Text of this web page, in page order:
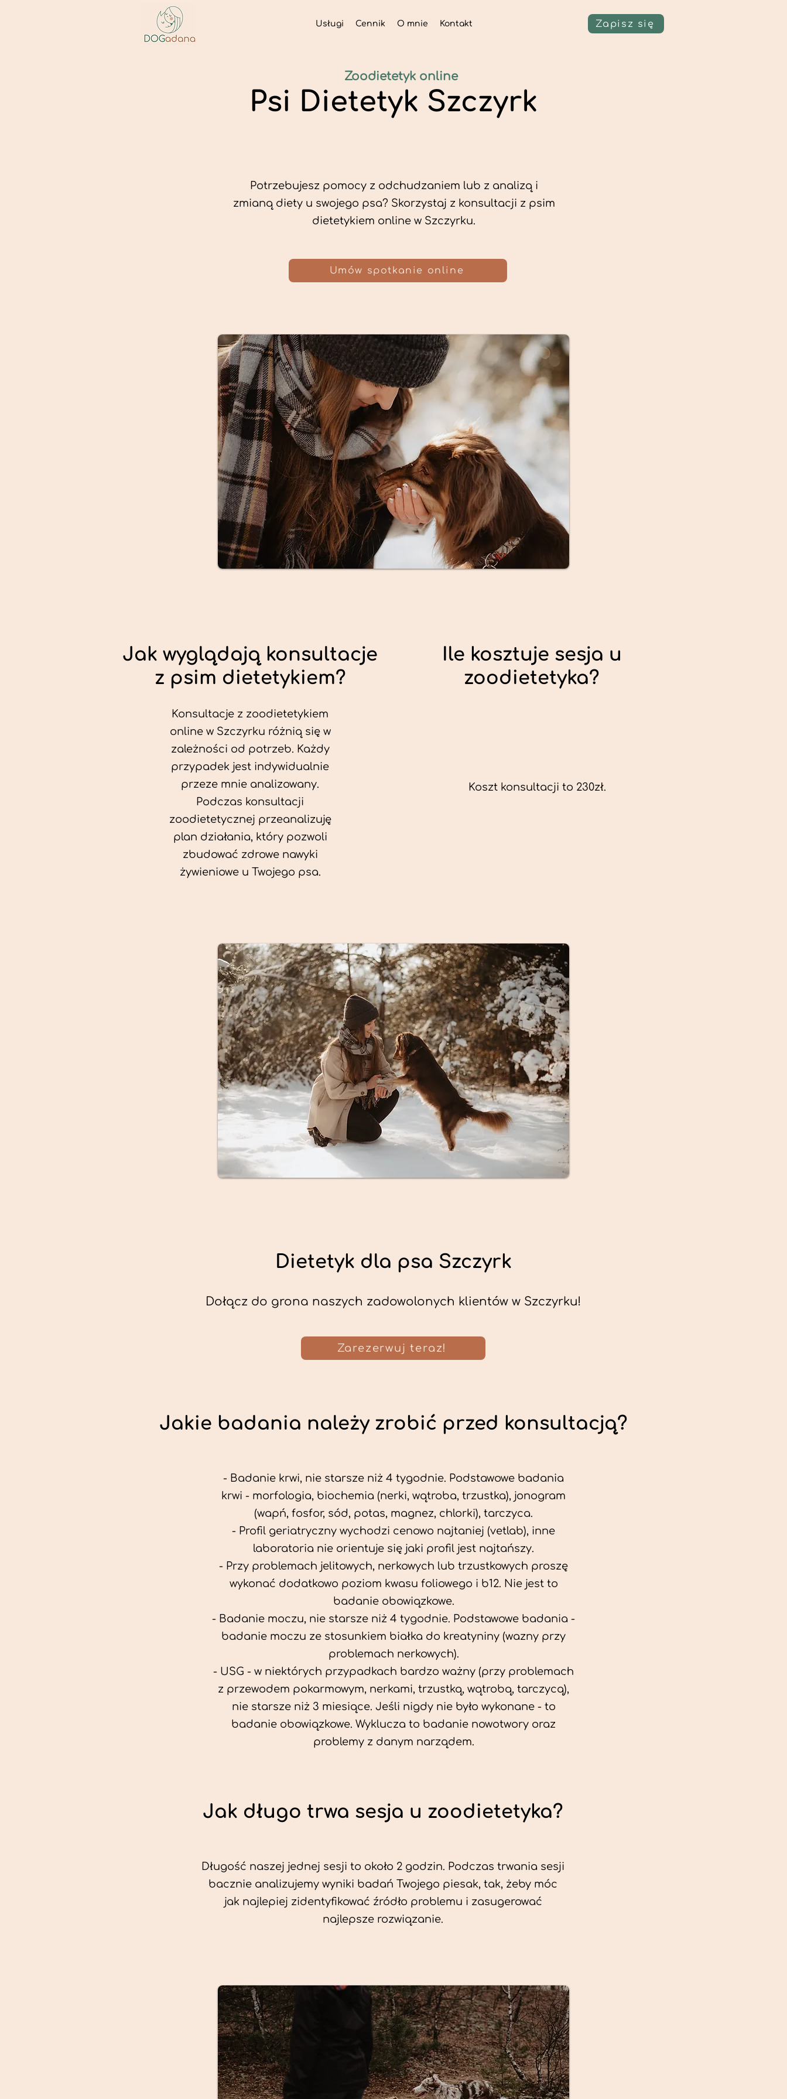
Usługi Cennik O mnie Kontakt Zapisz się
Psi Dietetyk Szczyrk
Potrzebujesz pomocy z odchudzaniem lub z analizą i
zmianą diety u swojego psa? Skorzystaj z konsultacji z psim
dietetykiem online w Szczyrku.
Zoodietetyk online
Umów spotkanie online
Jak wyglądają konsultacje
z psim dietetykiem?
Konsultacje z zoodietetykiem
online w Szczyrku różnią się w
zależności od potrzeb. Każdy
przypadek jest indywidualnie
przeze mnie analizowany.
Podczas konsultacji
zoodietetycznej przeanalizuję
plan działania, który pozwoli
zbudować zdrowe nawyki
żywieniowe u Twojego psa.
Ile kosztuje sesja u
zoodietetyka?
Koszt konsultacji to 230zł.
Dietetyk dla psa Szczyrk
Dołącz do grona naszych zadowolonych klientów w Szczyrku!
Zarezerwuj teraz!
Jakie badania należy zrobić przed konsultacją?
- Badanie krwi, nie starsze niż 4 tygodnie. Podstawowe badania
krwi - morfologia, biochemia (nerki, wątroba, trzustka), jonogram
(wapń, fosfor, sód, potas, magnez, chlorki), tarczyca.
- Profil geriatryczny wychodzi cenowo najtaniej (vetlab), inne
laboratoria nie orientuje się jaki profil jest najtańszy.
- Przy problemach jelitowych, nerkowych lub trzustkowych proszę
wykonać dodatkowo poziom kwasu foliowego i b12. Nie jest to
badanie obowiązkowe.
- Badanie moczu, nie starsze niż 4 tygodnie. Podstawowe badania -
badanie moczu ze stosunkiem białka do kreatyniny (wazny przy
problemach nerkowych).
- USG - w niektórych przypadkach bardzo ważny (przy problemach
z przewodem pokarmowym, nerkami, trzustką, wątrobą, tarczycą),
nie starsze niż 3 miesiące. Jeśli nigdy nie było wykonane - to
badanie obowiązkowe. Wyklucza to badanie nowotwory oraz
problemy z danym narządem.
Jak długo trwa sesja u zoodietetyka?
Długość naszej jednej sesji to około 2 godzin. Podczas trwania sesji
bacznie analizujemy wyniki badań Twojego piesak, tak, żeby móc
jak najlepiej zidentyfikować źródło problemu i zasugerować
najlepsze rozwiązanie.